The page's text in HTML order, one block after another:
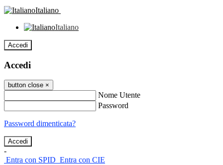
Italiano
Italiano
Accedi
Accedi
button close ×
Nome Utente
Password
Password dimenticata?
-
Entra con SPID Entra con CIE